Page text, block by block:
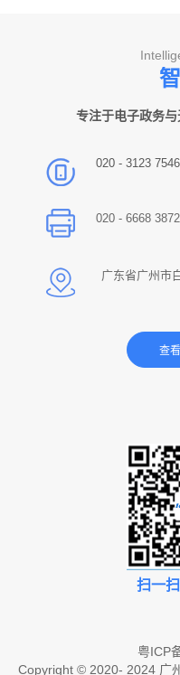
专注于电子政务
020 - 3123 7546
020 - 6668 3872
广东省广州市
扫一
粤ICP
Copyright © 2020- 2024 广